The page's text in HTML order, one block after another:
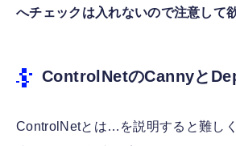
へチェックは入れないので注意して
ControlNetのCannyと
ControlNetとは…を説明すると難し